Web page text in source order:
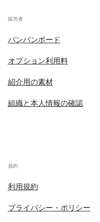
販売者
バンバンボード
オプション利用料
紹介用の素材
組織と本人情報の確認
規約
利用規約
プライバシー・ポリシー